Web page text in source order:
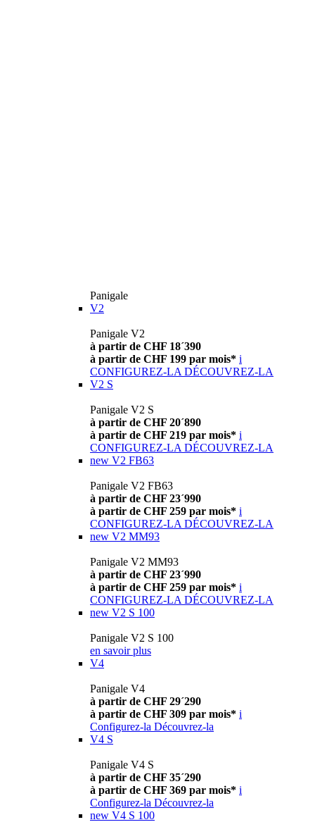
Panigale
V2
Panigale V2
à partir de CHF 18´390
à partir de CHF 199 par mois* i
CONFIGUREZ-LA DÉCOUVREZ-LA
V2 S
Panigale V2 S
à partir de CHF 20´890
à partir de CHF 219 par mois* i
CONFIGUREZ-LA DÉCOUVREZ-LA
new V2 FB63
Panigale V2 FB63
à partir de CHF 23´990
à partir de CHF 259 par mois* i
CONFIGUREZ-LA DÉCOUVREZ-LA
new V2 MM93
Panigale V2 MM93
à partir de CHF 23´990
à partir de CHF 259 par mois* i
CONFIGUREZ-LA DÉCOUVREZ-LA
new V2 S 100
Panigale V2 S 100
en savoir plus
V4
Panigale V4
à partir de CHF 29´290
à partir de CHF 309 par mois* i
Configurez-la Découvrez-la
V4 S
Panigale V4 S
à partir de CHF 35´290
à partir de CHF 369 par mois* i
Configurez-la Découvrez-la
new V4 S 100